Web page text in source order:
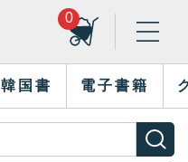
0
韓国書 電子書籍